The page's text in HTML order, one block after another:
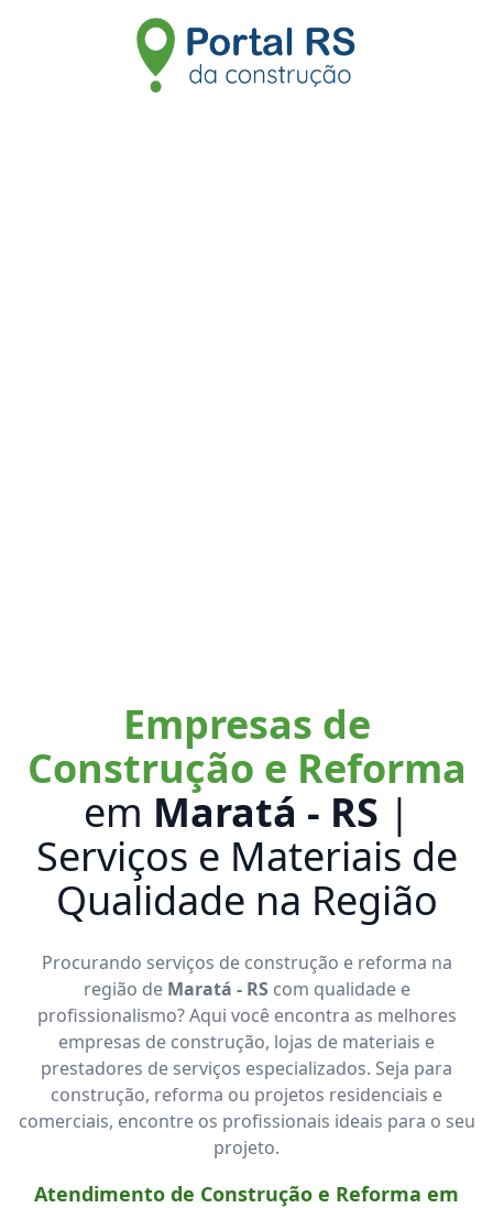
Empresas de
Construção e Reforma
em Maratá - RS |
Serviços e Materiais de
Qualidade na Região
Procurando serviços de construção e reforma na
região de Maratá - RS com qualidade e
profissionalismo? Aqui você encontra as melhores
empresas de construção, lojas de materiais e
prestadores de serviços especializados. Seja para
construção, reforma ou projetos residenciais e
comerciais, encontre os profissionais ideais para o seu
projeto.
Atendimento de Construção e Reforma em